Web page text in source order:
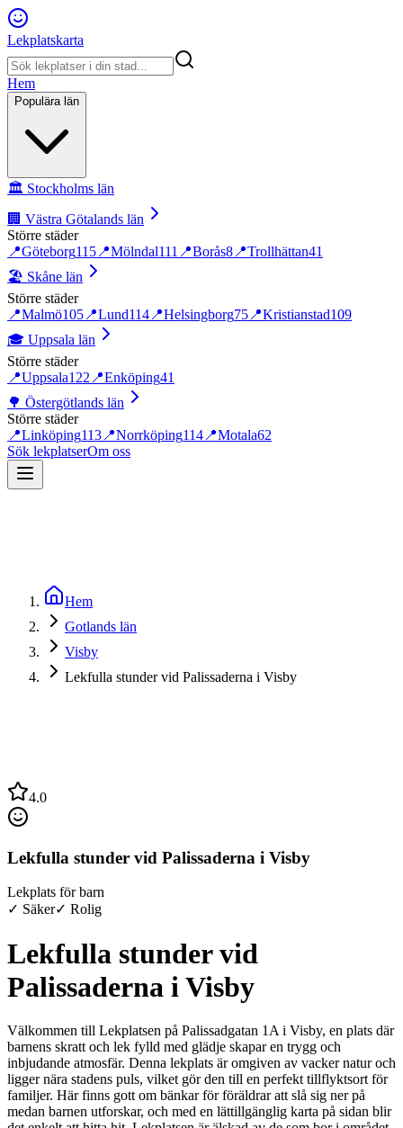
Lekplatskarta
Hem
Populära län
🏛️ Stockholms län
🏢 Västra Götalands län
Större städer
📍Göteborg115 📍Mölndal111 📍Borås8 📍Trollhättan41
🏖️ Skåne län
Större städer
📍Malmö105 📍Lund114 📍Helsingborg75 📍Kristianstad109
🎓 Uppsala län
Större städer
📍Uppsala122 📍Enköping41
🌳 Östergötlands län
Större städer
📍Linköping113 📍Norrköping114 📍Motala62
Sök lekplatserOm oss
Hem
Gotlands län
Visby
Lekfulla stunder vid Palissaderna i Visby
4.0
Lekfulla stunder vid Palissaderna i Visby
Lekplats för barn
✓ Säker✓ Rolig
Lekfulla stunder vid
Palissaderna i Visby
Välkommen till Lekplatsen på Palissadgatan 1A i Visby, en plats där
barnens skratt och lek fylld med glädje skapar en trygg och
inbjudande atmosfär. Denna lekplats är omgiven av vacker natur och
ligger nära stadens puls, vilket gör den till en perfekt tillflyktsort för
familjer. Här finns gott om bänkar för föräldrar att slå sig ner på
medan barnen utforskar, och med en lättillgänglig karta på sidan blir